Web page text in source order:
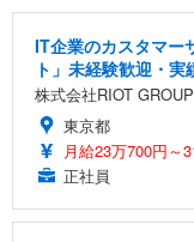
IT企業のカスタマー
ト」未経験歓迎・
株式会社RIOT GROUP
東京都
月給23万700円～
正社員